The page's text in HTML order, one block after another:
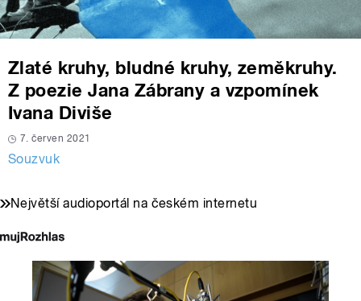
Zlaté kruhy, bludné kruhy, zeměkruhy.
Z poezie Jana Zábrany a vzpomínek
Ivana Diviše
7. červen 2021
Souzvuk
Největší audioportál na českém internetu